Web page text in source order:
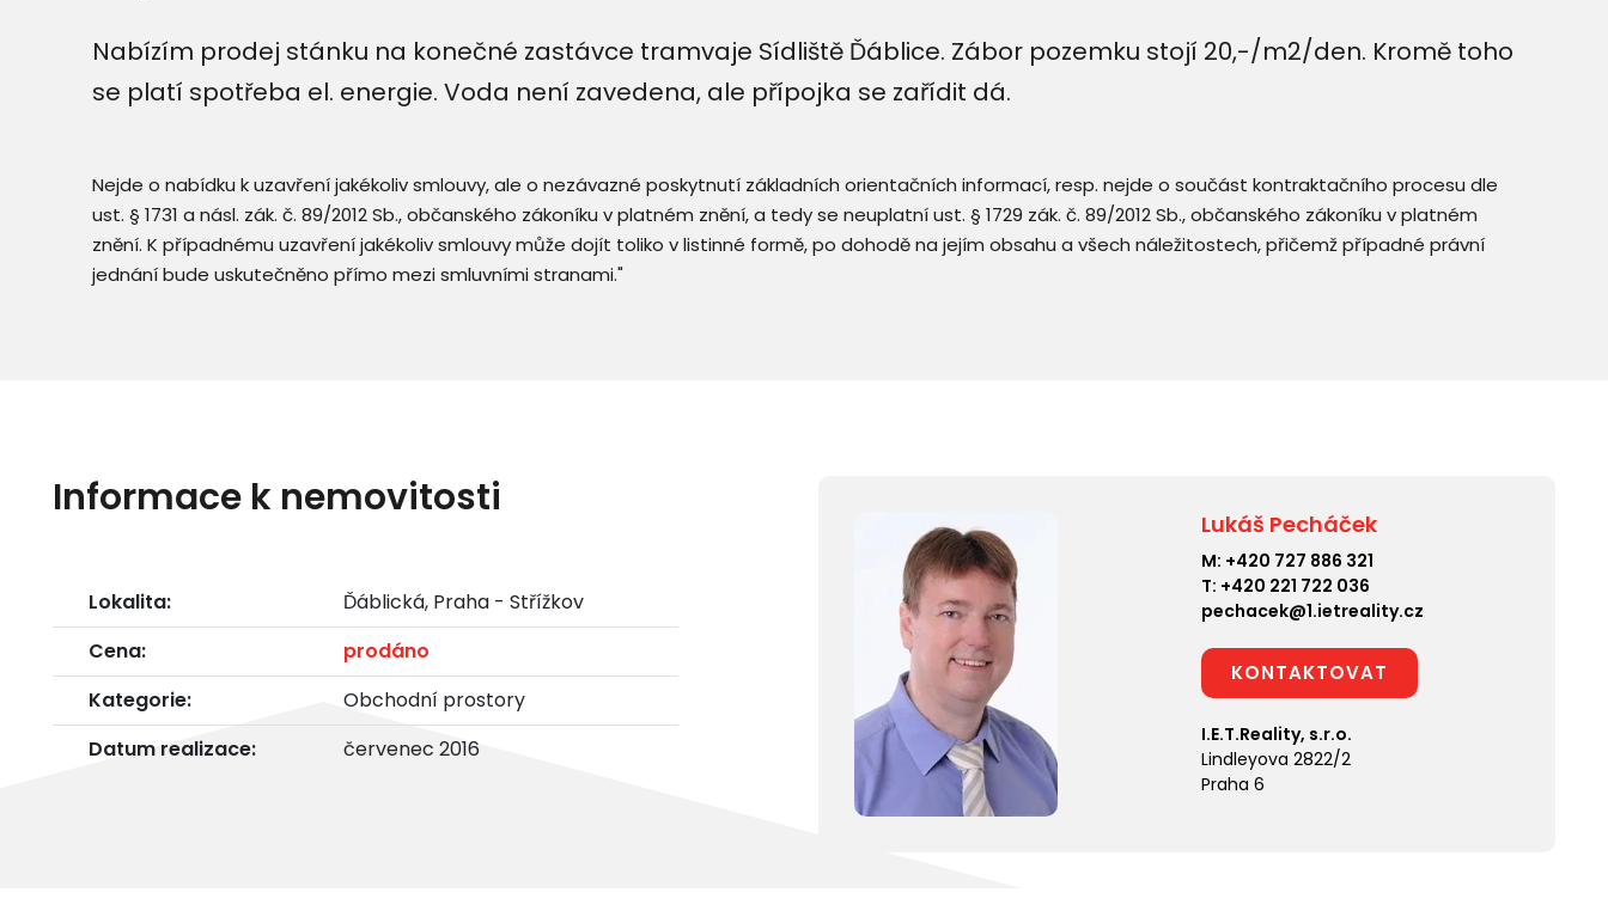
Nabízím prodej stánku na konečné zastávce tramvaje Sídliště Ďáblice. Zábor pozemku stojí 20,-/m2/den. Kromě toho
se platí spotřeba el. energie. Voda není zavedena, ale přípojka se zařídit dá.
Nejde o nabídku k uzavření jakékoliv smlouvy, ale o nezávazné poskytnutí základních orientačních informací, resp. nejde o součást kontraktačního procesu dle
ust. § 1731 a násl. zák. č. 89/2012 Sb., občanského zákoníku v platném znění, a tedy se neuplatní ust. § 1729 zák. č. 89/2012 Sb., občanského zákoníku v platném
znění. K případnému uzavření jakékoliv smlouvy může dojít toliko v listinné formě, po dohodě na jejím obsahu a všech náležitostech, přičemž případné právní
jednání bude uskutečněno přímo mezi smluvními stranami."
Informace k nemovitosti
Lokalita:
Ďáblická, Praha - Střížkov
Cena:
prodáno
Kategorie:
Obchodní prostory
Datum realizace:
červenec 2016
Lukáš Pecháček
M: +420 727 886 321
T: +420 221 722 036
pechacek@1.ietreality.cz
KONTAKTOVAT
I.E.T.Reality, s.r.o.
Lindleyova 2822/2
Praha 6